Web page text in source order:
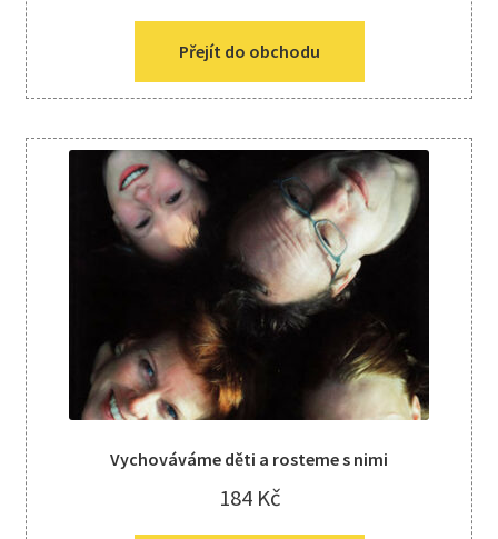
Přejít do obchodu
Vychováváme děti a rosteme s nimi
184 Kč